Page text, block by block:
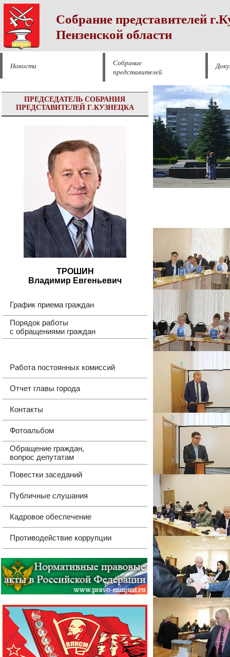
Собрание представителей
Пензенской области
Новости
Собрание
представителей
ПРЕДСЕДАТЕЛЬ СОБРАНИЯ
ПРЕДСТАВИТЕЛЕЙ Г.КУЗНЕЦКА
ТРОШИН
Владимир Евгеньевич
График приема граждан
Порядок работы
с обращениями граждан
Работа постоянных комиссий
Отчет главы города
Контакты
Фотоальбом
Обращение граждан,
вопрос депутатам
Повестки заседаний
Публичные слушания
Кадровое обеспечение
Противодействие коррупции